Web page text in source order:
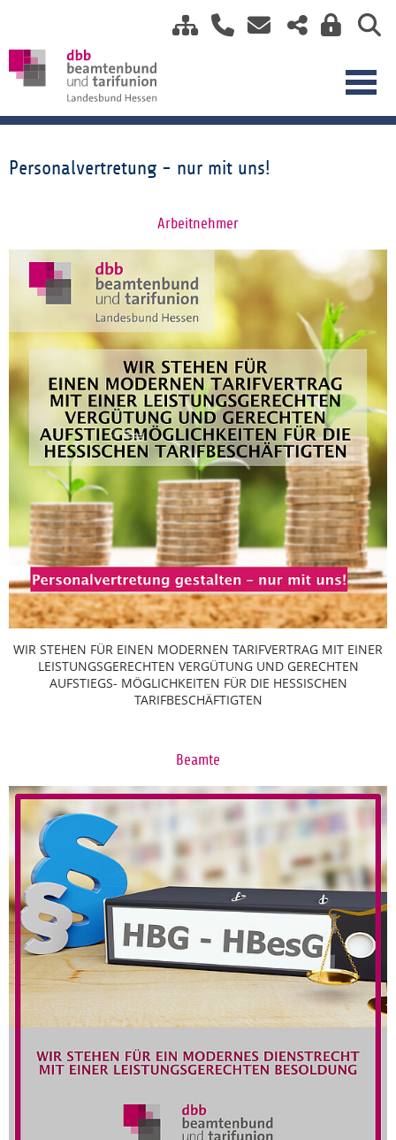
Personalvertretung - nur mit uns!
Arbeitnehmer
WIR STEHEN FÜR EINEN MODERNEN TARIFVERTRAG MIT EINER
LEISTUNGSGERECHTEN VERGÜTUNG UND GERECHTEN
AUFSTIEGS- MÖGLICHKEITEN FÜR DIE HESSISCHEN
TARIFBESCHÄFTIGTEN
Beamte